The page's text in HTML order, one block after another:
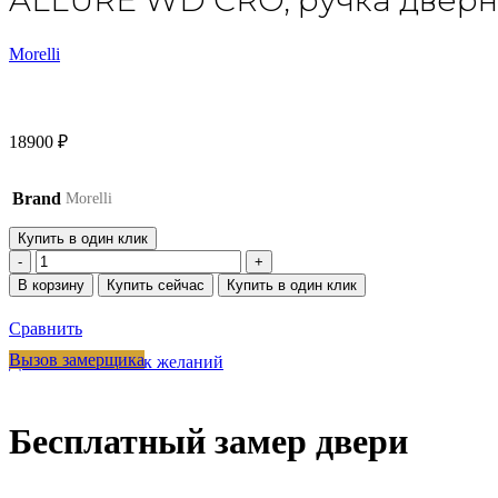
Morelli
18900 ₽
Brand Morelli
Купить в один клик
Количество
товара
ALLURE
CRO,
ручка
хром
В корзину Купить сейчас Купить в один клик
Сравнить
Добавить в список желаний
Вызов замерщика
Бесплатный замер двери